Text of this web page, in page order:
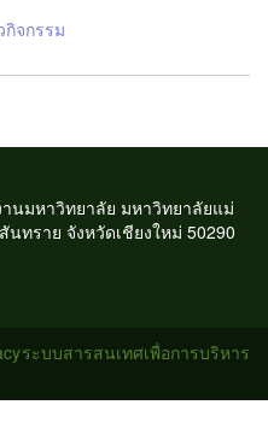
กิจกรรม
นมหาวิทยาลัย มหาวิทยาลัยแม่
ทราย จังหวัดเชียงใหม่ 50290
ระบบสารสนเทศเพื่อการบริหาร